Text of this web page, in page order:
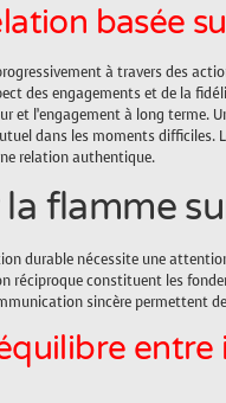
basée
à travers des
des engagements et de la
et l’engagement à long terme.
dans les moments
relation authentique.
flamme
durable nécessite une
réciproque constituent les
sincère permettent